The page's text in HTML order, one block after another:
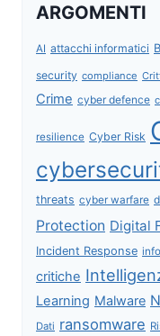
ARGOMENTI
AI attacchi informatici
security compliance
Crime cyber defence
resilience Cyber Risk
threats cyber warfare
Protection Digital
Incident Response
critiche
Learning Malware
Dati ransomware